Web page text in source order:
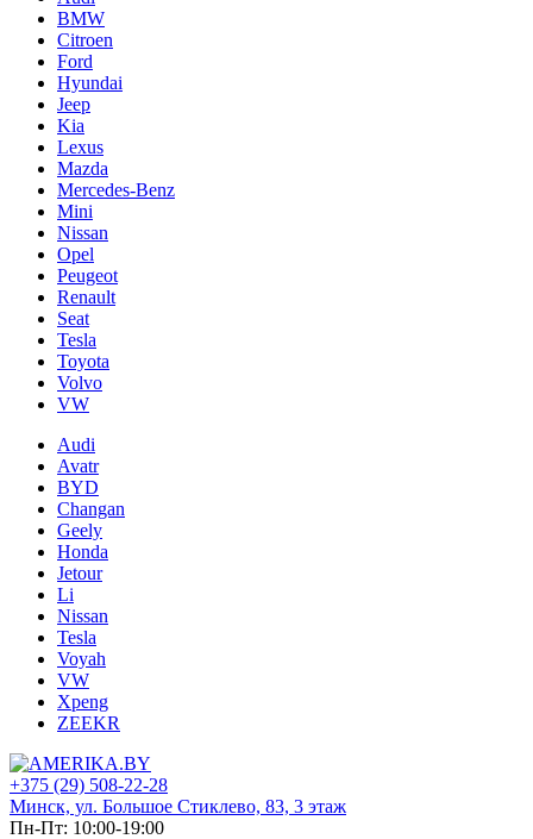
BMW
Citroen
Ford
Hyundai
Jeep
Kia
Lexus
Mazda
Mercedes-Benz
Mini
Nissan
Opel
Peugeot
Renault
Seat
Tesla
Toyota
Volvo
VW
Audi
Avatr
BYD
Changan
Geely
Honda
Jetour
Li
Nissan
Tesla
Voyah
VW
Xpeng
ZEEKR
+375 (29) 508-22-28
Минск, ул. Большое Стиклево, 83, 3 этаж
Пн-Пт: 10:00-19:00